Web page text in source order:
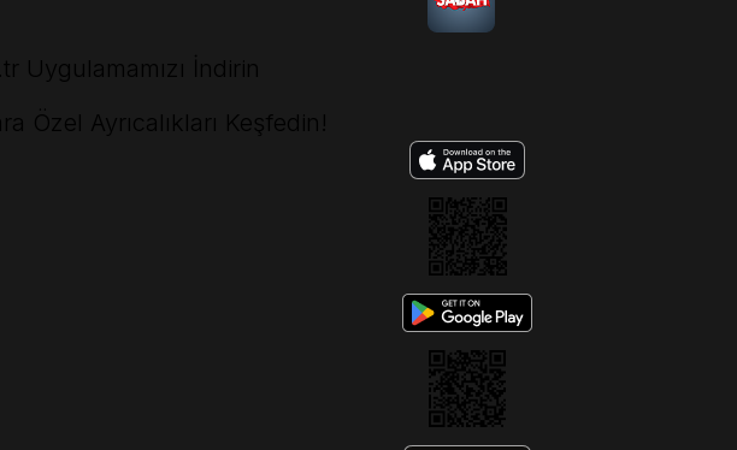
Uygulamamızı İndirin
Özel Ayrıcalıkları Keşfedin!